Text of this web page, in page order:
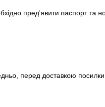
пред'явити паспорт та
перед доставкою